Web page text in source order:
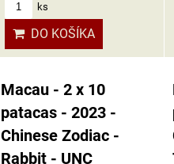
ks
DO KOŠÍKA
Macau - 2 x 10
patacas - 2023 -
Chinese Zodiac -
Rabbit - UNC